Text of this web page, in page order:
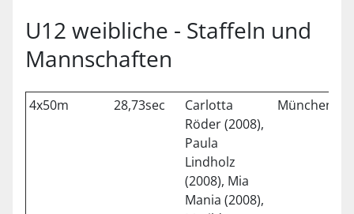
U12 weibliche - Staffeln und
Mannschaften
4x50m 28,73sec
Carlotta
Röder (2008),
Paula
Lindholz
(2008), Mia
Mania (2008),
München